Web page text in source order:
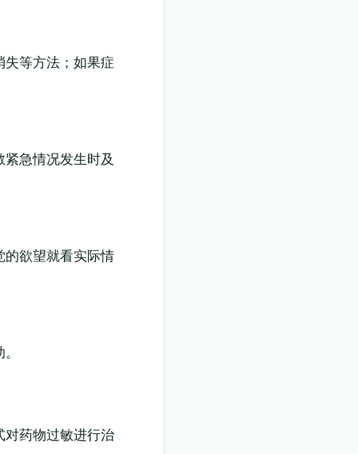
等方法；如果症
急情况发生时及
的欲望就看实际情
对药物过敏进行治